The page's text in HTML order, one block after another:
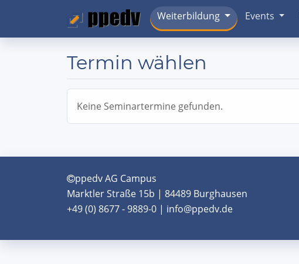
Weiterbildung Events
Termin wählen
Keine Seminartermine gefunden.
ppedv AG Campus
Marktler Straße 15b | 84489 Burghausen
+49 (0) 8677 - 9889-0 | info@ppedv.de